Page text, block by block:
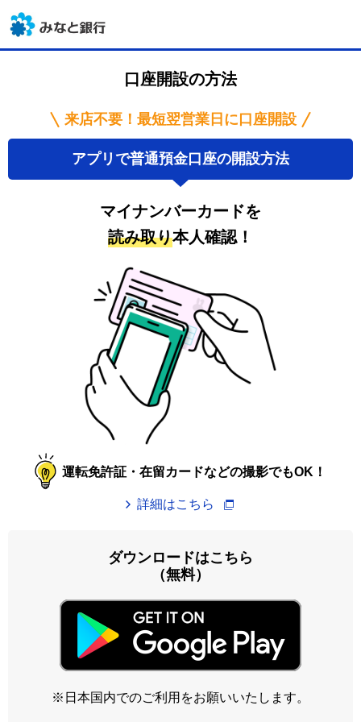
口座開設の方法
来店不要！最短翌営業日に口座開設
アプリで普通預金口座の開設方法
マイナンバーカードを
読み取り本人確認！
運転免許証・在留カードなどの撮影でもOK！
詳細はこちら
ダウンロードはこちら
（無料）
※日本国内でのご利用をお願いいたします。